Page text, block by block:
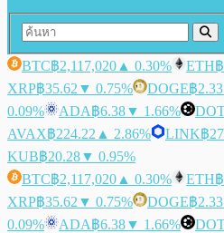
BTC฿2,117,020 ▲ 0.30% ETH
XRP฿35.62 ▼ 0.75% DOGE฿2.33
0.09%
ADA฿6.38▼ 1.66%
AVAX฿224.22 ▲ 2.86% LINK฿
KUB฿20.28▼ 0.95%
BTC฿2,117,020 ▲ 0.30% ETH
XRP฿35.62 ▼ 0.75% DOGE฿2.33
0.09%
ADA฿6.38▼ 1.66%